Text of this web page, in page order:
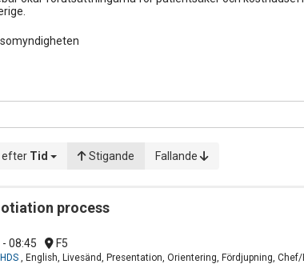
efter Tid Stigande Fallande
process
08:45 F5
, English, Livesänd, Presentation, Orientering, Fördjupning,